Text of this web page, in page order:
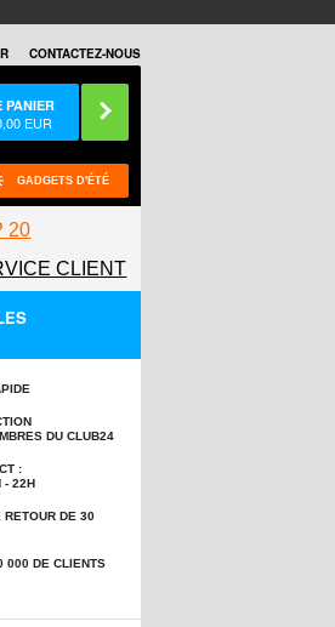
CONTACTEZ-NOUS
PANIER
EUR
GADGETS D'ÉTÉ
20
CLIENT
DU CLUB24
:
- 22H
RETOUR DE 30
000 DE CLIENTS